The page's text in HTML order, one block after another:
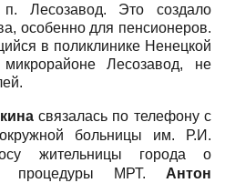
Лесозавод. Это создало
особенно для пенсионеров.
в поликлинике Ненецкой
Лесозавод, не
связалась по телефону с
больницы им. Р.И.
жительницы города о
процедуры МРТ. Антон